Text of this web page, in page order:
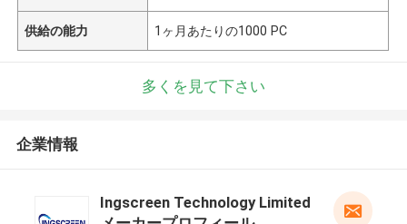
供給の能力 1ヶ月あたりの1000 PC
多くを見て下さい
企業情報
Ingscreen Technology Limited